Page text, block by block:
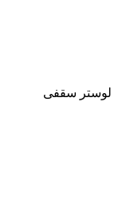
لوستر سقفی